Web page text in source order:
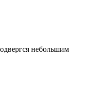
небольшим